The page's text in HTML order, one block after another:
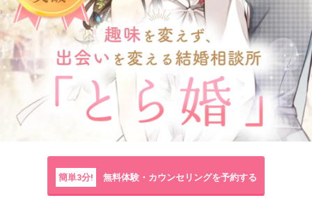
簡単3分! 無料体験・カウンセリングを予約する